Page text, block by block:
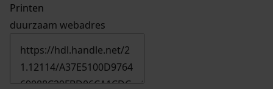
Printen
duurzaam webadres